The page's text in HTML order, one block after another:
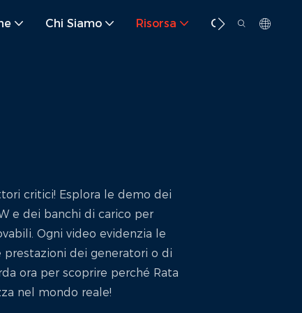
Chi Siamo Risorsa Contatto
critici! Esplora le demo dei
e dei banchi di carico per
Ogni video evidenzia le
dei generatori o di
ora per scoprire perché Rata
nel mondo reale!